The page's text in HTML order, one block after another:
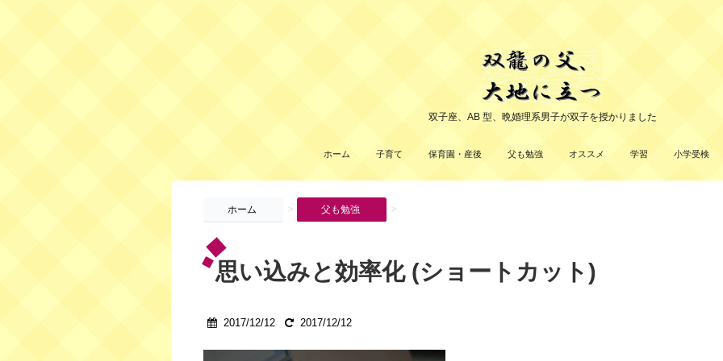
双子座、AB 型、晩婚理系男子が双子を授かりました
ホーム 子育て 保育園・産後 父も勉強 オススメ 学習 小学受検
ホーム > 父も勉強 >
思い込みと効率化 (ショートカット)
2017/12/12 2017/12/12